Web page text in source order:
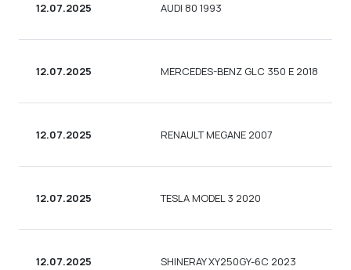
12.07.2025 AUDI 80 1993
12.07.2025 MERCEDES-BENZ GLC 350 E 2018
12.07.2025 RENAULT MEGANE 2007
12.07.2025 TESLA MODEL 3 2020
12.07.2025 SHINERAY XY250GY-6C 2023